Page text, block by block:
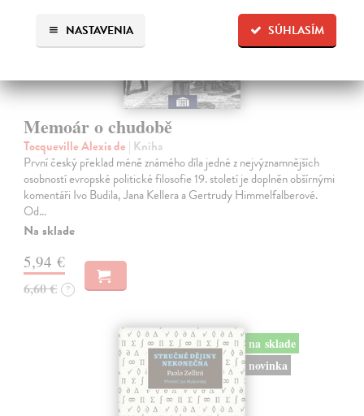
SÚHLASÍM
NASTAVENIA
Memoár o chudobě
Tocqueville Alexis de | Kniha
První český překlad méně známého díla jedné z nejvýznamnějších
osobností evropské politické filosofie 19. století je doplněn obšírnými
komentáři Ivo Budila, Jana Kellera a Gertrudy Himmelfalberové.
Od…
Na sklade
5,94 €
6,60 € ?
na sklade
novinka